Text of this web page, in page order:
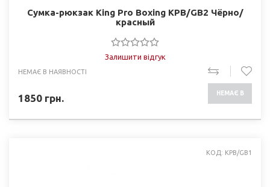
Сумка-рюкзак King Pro Boxing KPB/GB2 Чёрно/
красный
Залишити відгук
НЕМАЄ В НАЯВНОСТІ
1850 грн. НЕМАЄ В
КОД: KPB/GB1